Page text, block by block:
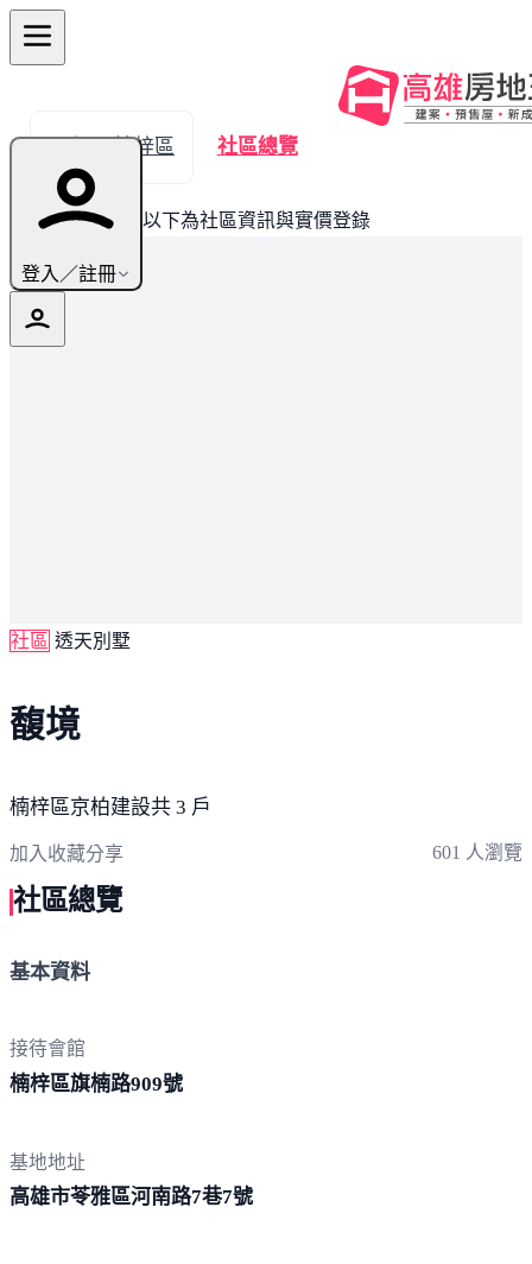
登入／註冊
← 返回楠梓區 社區總覽
此建案已完銷，以下為社區資訊與實價登錄
社區 透天別墅
馥境
楠梓區京柏建設共 3 戶
加入收藏分享 601 人瀏覽
社區總覽
基本資料
接待會館
楠梓區旗楠路909號
基地地址
高雄市苓雅區河南路7巷7號